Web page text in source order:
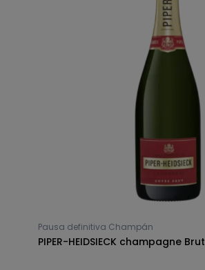
Pausa definitiva Champán
PIPER-HEIDSIECK champagne Brut